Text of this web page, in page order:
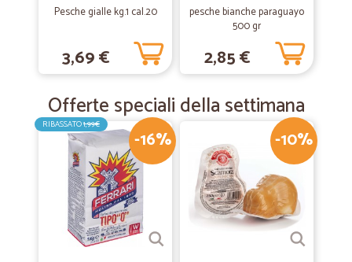
la merce è arrivata subito e in ottimo…
Pesche gialle kg.1 cal.20
3,69 €
pesche bianche paraguayo
500 gr
2,85 €
Offerte speciali della settimana
-16%
RIBASSATO1,99€
-10%